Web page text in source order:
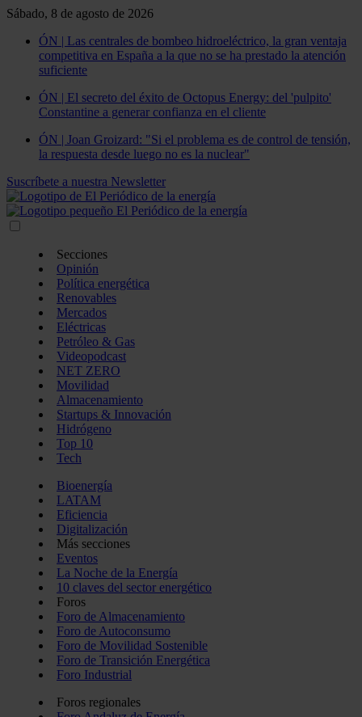
Sábado, 8 de agosto de 2026
ÓN | Las centrales de bombeo hidroeléctrico, la gran ventaja
competitiva en España a la que no se ha prestado la atención
suficiente
ÓN | El secreto del éxito de Octopus Energy: del 'pulpito'
Constantine a generar confianza en el cliente
ÓN | Joan Groizard: "Si el problema es de control de tensión,
la respuesta desde luego no es la nuclear"
Suscríbete a nuestra Newsletter
Secciones
Opinión
Política energética
Renovables
Mercados
Eléctricas
Petróleo & Gas
Videopodcast
NET ZERO
Movilidad
Almacenamiento
Startups & Innovación
Hidrógeno
Top 10
Tech
Bioenergía
LATAM
Eficiencia
Digitalización
Más secciones
Eventos
La Noche de la Energía
10 claves del sector energético
Foros
Foro de Almacenamiento
Foro de Autoconsumo
Foro de Movilidad Sostenible
Foro de Transición Energética
Foro Industrial
Foros regionales